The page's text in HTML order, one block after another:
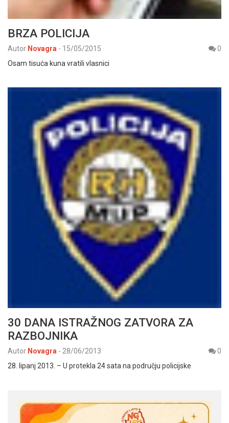
BRZA POLICIJA
Autor Novagra - 15/05/2015
0
Osam tisuća kuna vratili vlasnici
30 DANA ISTRAŽNOG ZATVORA ZA
RAZBOJNIKA
Autor Novagra - 28/06/2013
0
28. lipanj 2013. – U protekla 24 sata na području policijske